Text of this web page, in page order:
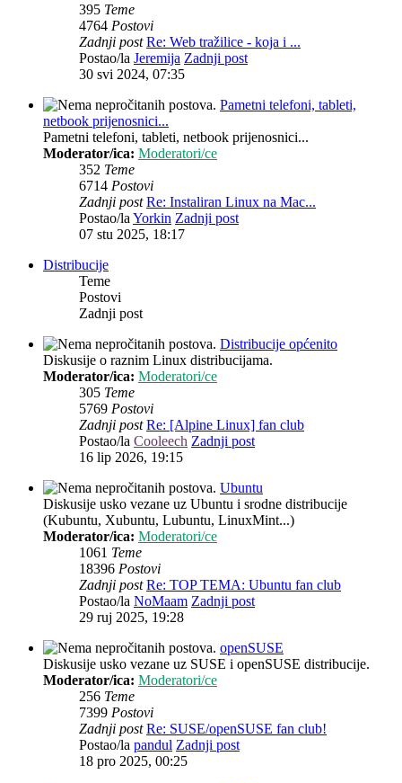
395 Teme
4764 Postovi
Zadnji post Re: Web tražilice - koja i ...
Postao/la Jeremija Zadnji post
30 svi 2024, 07:35
Pametni telefoni, tableti,
netbook prijenosnici...
Pametni telefoni, tableti, netbook prijenosnici...
Moderator/ica: Moderatori/ce
352 Teme
6714 Postovi
Zadnji post Re: Instaliran Linux na Mac...
Postao/laYorkin Zadnji post
07 stu 2025, 18:17
Distribucije
Teme
Postovi
Zadnji post
Distribucije općenito
Diskusije o raznim Linux distribucijama.
Moderator/ica: Moderatori/ce
305 Teme
5769 Postovi
Zadnji post Re: [Alpine Linux] fan club
Postao/la Cooleech Zadnji post
16 lip 2026, 19:15
Ubuntu
Diskusije usko vezane uz Ubuntu i srodne distribucije
(Kubuntu, Xubuntu, Lubuntu, LinuxMint...)
Moderator/ica: Moderatori/ce
1061 Teme
18396 Postovi
Zadnji post Re: TOP TEMA: Ubuntu fan club
Postao/la NoMaam Zadnji post
29 ruj 2025, 19:28
openSUSE
Diskusije usko vezane uz SUSE i openSUSE distribucije.
Moderator/ica: Moderatori/ce
256 Teme
7399 Postovi
Zadnji post Re: SUSE/openSUSE fan club!
Postao/la pandul Zadnji post
18 pro 2025, 00:25